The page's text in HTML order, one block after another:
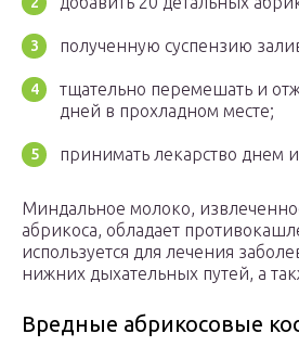
полученную суспензию
тщательно перемешать и
дней в прохладном месте;
принимать лекарство днем
Миндальное молоко,
абрикоса, обладает
используется для лечения
нижних дыхательных путей, а
Вредные абрикосовые